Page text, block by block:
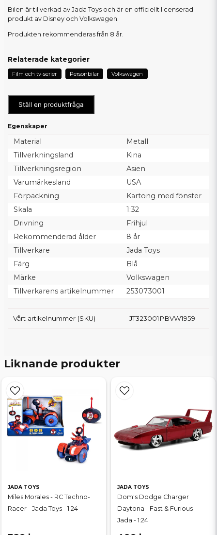
Bilen är tillverkad av Jada Toys och är en officiellt licenserad
produkt av Disney och Volkswagen.
Produkten rekommenderas från 8 år.
Relaterade kategorier
Film och tv-serier Personbilar Volkswagen
Ställ en produktfråga
Egenskaper
Material
Metall
Tillverkningsland
Kina
Tillverkningsregion
Asien
Varumärkesland
USA
Förpackning
Kartong med fönster
Skala
1:32
Drivning
Frihjul
Rekommenderad ålder
8 år
Tillverkare
Jada Toys
Färg
Blå
Märke
Volkswagen
Tillverkarens artikelnummer
253073001
Vårt artikelnummer (SKU) JT323001PBVW1959
Liknande produkter
JADA TOYS
Miles Morales - RC Techno-
Racer - Jada Toys - 1:24
JADA TOYS
Dom's Dodge Charger
Daytona - Fast & Furious -
Jada - 1:24